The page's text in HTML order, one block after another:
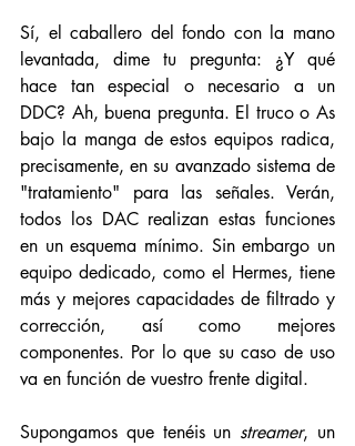
Sí, el caballero del fondo con la mano
levantada, dime tu pregunta: ¿Y qué
hace tan especial o necesario a un
DDC? Ah, buena pregunta. El truco o As
bajo la manga de estos equipos radica,
precisamente, en su avanzado sistema de
"tratamiento" para las señales. Verán,
todos los DAC realizan estas funciones
en un esquema mínimo. Sin embargo un
equipo dedicado, como el Hermes, tiene
más y mejores capacidades de filtrado y
corrección, así como mejores
componentes. Por lo que su caso de uso
va en función de vuestro frente digital.
Supongamos que tenéis un streamer, un